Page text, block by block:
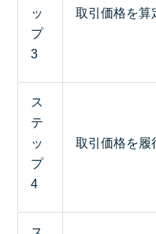
ッ
プ
3
取引価格を算
ス
テ
ッ
プ
4
取引価格を履